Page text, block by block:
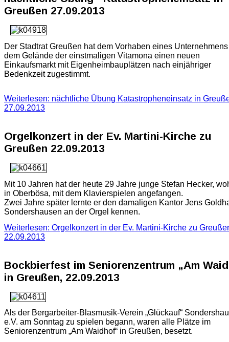
Greußen 27.09.2013
Der Stadtrat Greußen hat dem Vorhaben eines
dem Gelände der einstmaligen Vitamona einen neuen
Einkaufsmarkt mit Eigenheimbauplätzen nach einjähriger
Bedenkzeit zugestimmt.
Weiterlesen: nächtliche Übung Katastropheneinsatz in
27.09.2013
Orgelkonzert in der Ev. Martini-Kirche zu
Greußen 22.09.2013
Mit 10 Jahren hat der heute 29 Jahre junge Stefan Hecker,
in Oberbösa, mit dem Klavierspielen angefangen.
Zwei Jahre später lernte er den damaligen Kantor Jens
Sondershausen an der Orgel kennen.
Weiterlesen: Orgelkonzert in der Ev. Martini-Kirche zu
22.09.2013
Bockbierfest im Seniorenzentrum „Am
in Greußen, 22.09.2013
Als der Bergarbeiter-Blasmusik-Verein „Glückauf“
e.V. am Sonntag zu spielen begann, waren alle Plätze im
Seniorenzentrum „Am Waidhof“ in Greußen, besetzt.